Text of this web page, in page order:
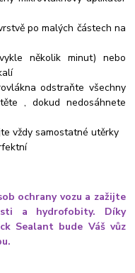
po malých částech na
několik minut) nebo
odstraňte všechny
, dokud nedosáhnete
vždy samostatné utěrky
ochrany vozu a zažijte
a hydrofobity. Díky
Sealant bude Váš vůz